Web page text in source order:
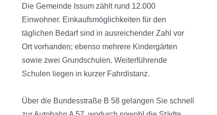
Die Gemeinde Issum zählt rund 12.000
Einwohner. Einkaufsmöglichkeiten für den
täglichen Bedarf sind in ausreichender Zahl vor
Ort vorhanden; ebenso mehrere Kindergärten
sowie zwei Grundschulen. Weiterführende
Schulen liegen in kurzer Fahrdistanz.
Über die Bundesstraße B 58 gelangen Sie schnell